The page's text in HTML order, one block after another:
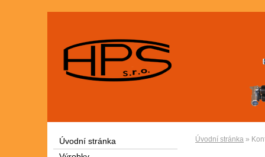
Úvodní stránka »
Úvodní stránka